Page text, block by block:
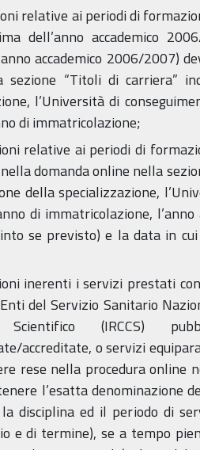
relative ai periodi di
dell’anno accademico
accademico 2006/2007)
sezione “Titoli di carriera”
l’Università di
di immatricolazione;
relative ai periodi di
domanda online nella
della specializzazione,
di immatricolazione,
se previsto) e la data in
inerenti i servizi prestati
del Servizio Sanitario
Scientifico (IRCCS)
accreditate, o servizi
rese nella procedura online
l’esatta denominazione
disciplina ed il periodo di
e di termine), se a tempo